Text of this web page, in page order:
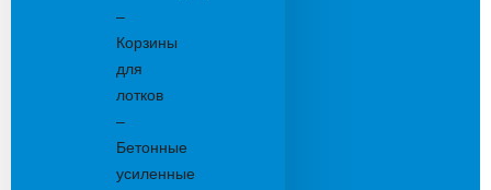
–
Корзины
для
лотков
–
Бетонные
усиленные